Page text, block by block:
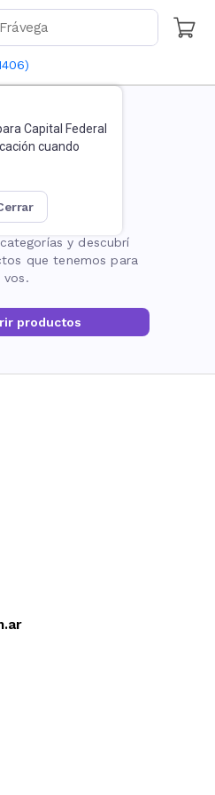
)
Capital Federal
cuando
cerrar
no existe
y descubrí
que tenemos para
vos.
productos